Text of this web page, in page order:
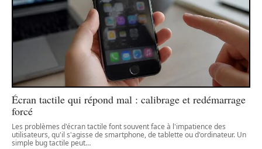
Écran tactile qui répond mal : calibrage et redémarrage
forcé
Les problèmes d'écran tactile font souvent face à l'impatience des
utilisateurs, qu'il s'agisse de smartphone, de tablette ou d'ordinateur. Un
simple bug tactile peut…